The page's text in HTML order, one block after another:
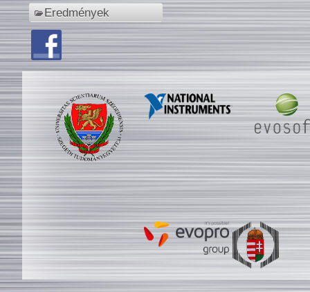
Eredmények